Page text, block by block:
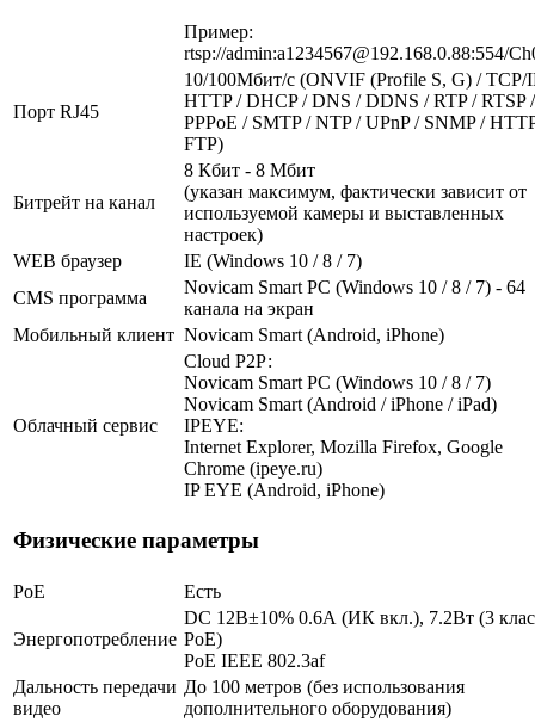
Пример:
rtsp://admin:a1234567@192.168.0.88:554/
Порт RJ45
10/100Мбит/c (ONVIF (Profile S, G) / TCP/
HTTP / DHCP / DNS / DDNS / RTP / RTSP /
PPPoE / SMTP / NTP / UPnP / SNMP /
FTP)
Битрейт на канал
8 Кбит - 8 Мбит
(указан максимум, фактически зависит от
используемой камеры и выставленных
настроек)
WEB браузер
IE (Windows 10 / 8 / 7)
CMS программа
Novicam Smart PC (Windows 10 / 8 / 7) - 64
канала на экран
Мобильный клиент Novicam Smart (Android, iPhone)
Облачный сервис
Cloud Р2Р:
Novicam Smart PC (Windows 10 / 8 / 7)
Novicam Smart (Android / iPhone / iPad)
IPEYE:
Internet Explorer, Mozilla Firefox, Google
Chrome (ipeye.ru)
IP EYE (Android, iPhone)
Физические параметры
PoE Есть
Энергопотребление
DC 12В±10% 0.6А (ИК вкл.), 7.2Вт (3
PoE)
PoE IEEE 802.3af
Дальность передачи
видео
До 100 метров (без использования
дополнительного оборудования)